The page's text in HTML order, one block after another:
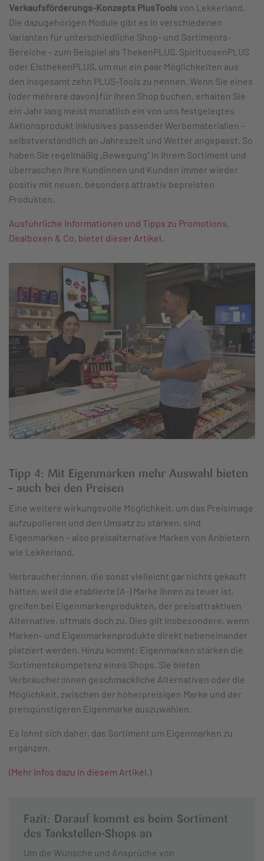
Verkaufsförderungs-Konzepts PlusTools von Lekkerland.
Die dazugehörigen Module gibt es in verschiedenen
Varianten für unterschiedliche Shop- und Sortiments-
Bereiche – zum Beispiel als ThekenPLUS, SpirituosenPLUS
oder EisthekenPLUS, um nur ein paar Möglichkeiten aus
den insgesamt zehn PLUS-Tools zu nennen. Wenn Sie eines
(oder mehrere davon) für Ihren Shop buchen, erhalten Sie
ein Jahr lang meist monatlich ein von uns festgelegtes
Aktionsprodukt inklusives passender Werbematerialien –
selbstverständlich an Jahreszeit und Wetter angepasst. So
haben Sie regelmäßig „Bewegung“ in Ihrem Sortiment und
überraschen Ihre Kundinnen und Kunden immer wieder
positiv mit neuen, besonders attraktiv bepreisten
Produkten.
Ausführliche Informationen und Tipps zu Promotions,
Dealboxen & Co. bietet dieser Artikel.
Tipp 4: Mit Eigenmarken mehr Auswahl bieten
– auch bei den Preisen
Eine weitere wirkungsvolle Möglichkeit, um das Preisimage
aufzupolieren und den Umsatz zu stärken, sind
Eigenmarken – also preisalternative Marken von Anbietern
wie Lekkerland.
Verbraucher:innen, die sonst vielleicht gar nichts gekauft
hätten, weil die etablierte (A-) Marke ihnen zu teuer ist,
greifen bei Eigenmarkenprodukten, der preisattraktiven
Alternative, oftmals doch zu. Dies gilt insbesondere, wenn
Marken- und Eigenmarkenprodukte direkt nebeneinander
platziert werden. Hinzu kommt: Eigenmarken stärken die
Sortimentskompetenz eines Shops. Sie bieten
Verbraucher:innen geschmackliche Alternativen oder die
Möglichkeit, zwischen der höherpreisigen Marke und der
preisgünstigeren Eigenmarke auszuwählen.
Es lohnt sich daher, das Sortiment um Eigenmarken zu
ergänzen.
(Mehr Infos dazu in diesem Artikel. )
Fazit: Darauf kommt es beim Sortiment
des Tankstellen-Shops an
Um die Wünsche und Ansprüche von